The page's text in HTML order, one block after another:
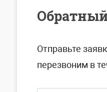
Отправьте
перезвоним в